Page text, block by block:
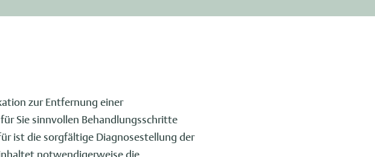
zur Entfernung einer
Sie sinnvollen Behandlungsschritte
ist die sorgfältige Diagnosestellung der
notwendigerweise die